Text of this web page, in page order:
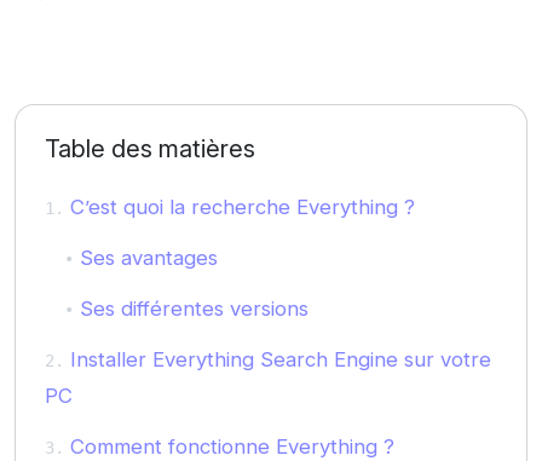
Table des matières
C’est quoi la recherche Everything ?
Ses avantages
Ses différentes versions
Installer Everything Search Engine sur votre
PC
Comment fonctionne Everything ?